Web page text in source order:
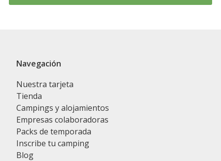
Navegación
Nuestra tarjeta
Tienda
Campings y alojamientos
Empresas colaboradoras
Packs de temporada
Inscribe tu camping
Blog